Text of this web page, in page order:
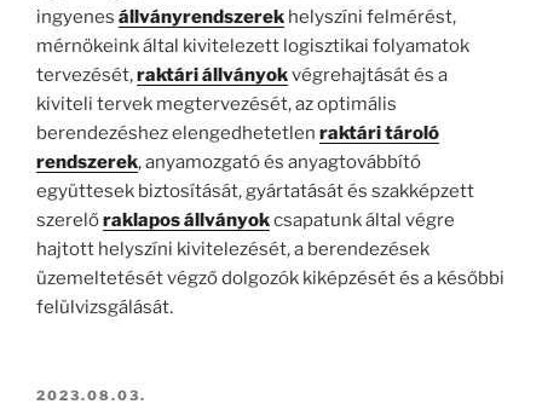
ingyenes állványrendszerek helyszíni felmérést,
mérnökeink által kivitelezett logisztikai folyamatok
tervezését,raktári állványokvégrehajtását és a
kiviteli tervek megtervezését, az optimális
berendezéshez elengedhetetlen raktári tároló
rendszerek, anyamozgató és anyagtovábbító
együttesek biztosítását, gyártatását és szakképzett
szerelőraklapos állványokcsapatunk által végre
hajtott helyszíni kivitelezését, a berendezések
üzemeltetését végző dolgozók kiképzését és a későbbi
felülvizsgálását.
BEKÜLDVE:
2023.08.03.